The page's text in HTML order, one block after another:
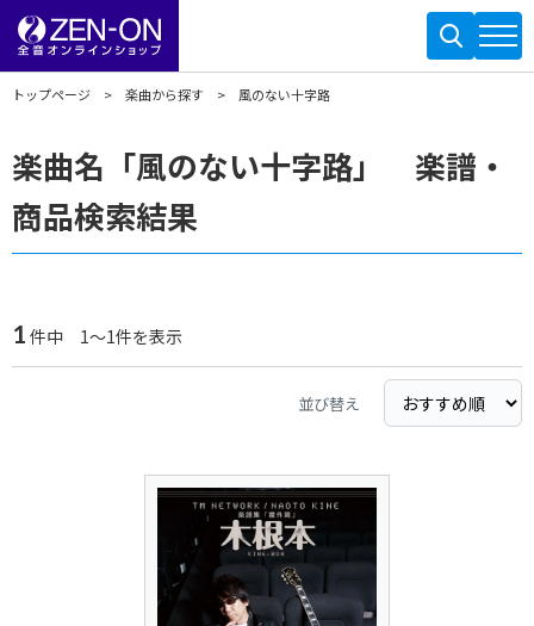
トップページ 楽曲から探す 風のない十字路
楽曲名「風のない十字路」 楽譜・
商品検索結果
1 件中 1～1件を表示
並び替え